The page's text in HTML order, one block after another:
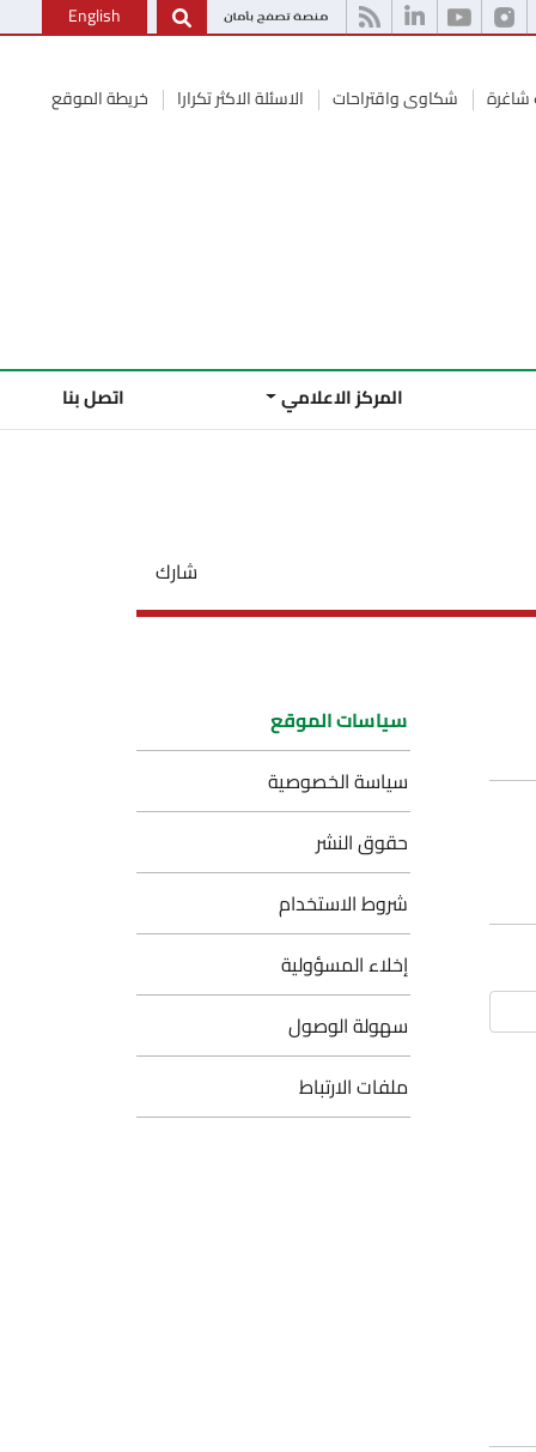
English
شكاوى واقتراحات الاسئلة الاكثر تكرارا خريطة الموقع
المركز الاعلامي اتصل بنا
شارك
سياسات الموقع
سياسة الخصوصية
حقوق النشر
شروط الاستخدام
إخلاء المسؤولية
سهولة الوصول
ملفات الارتباط